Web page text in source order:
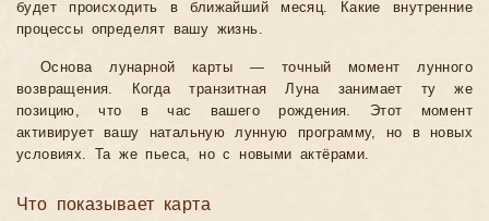
будет происходить в ближайший месяц. Какие внутренние
процессы определят вашу жизнь.
Основа лунарной карты — точный момент лунного
возвращения. Когда транзитная Луна занимает ту же
позицию, что в час вашего рождения. Этот момент
активирует вашу натальную лунную программу, но в новых
условиях. Та же пьеса, но с новыми актёрами.
Что показывает карта